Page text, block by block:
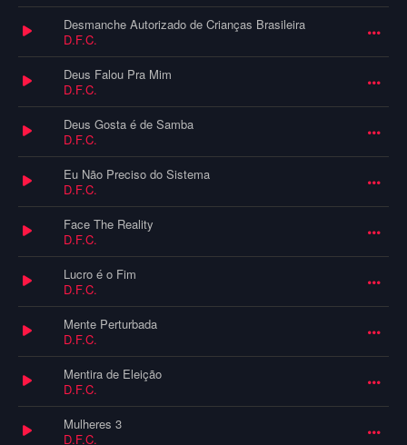
Desmanche Autorizado de Crianças Brasileira
D.F.C.
Deus Falou Pra Mim
D.F.C.
Deus Gosta é de Samba
D.F.C.
Eu Não Preciso do Sistema
D.F.C.
Face The Reality
D.F.C.
Lucro é o Fim
D.F.C.
Mente Perturbada
D.F.C.
Mentira de Eleição
D.F.C.
Mulheres 3
D.F.C.